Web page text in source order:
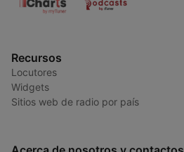
Recursos
Locutores
Widgets
Sitios web de radio por país